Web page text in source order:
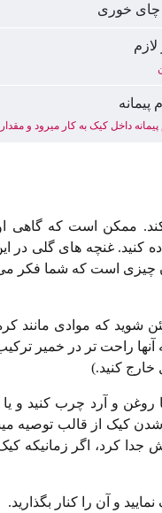
لازم
پیمانه
داخل کیک به کار میرود و
ممکن است که گاهی
کنید. غنچه های گلی در
است که شما فکر می
شوید که موادی مانند
راحت تر در خمیر
مورد نظر را با روغن و آرد
کیک از قالب توصیه
جدا کرد، اگر زمانیکه